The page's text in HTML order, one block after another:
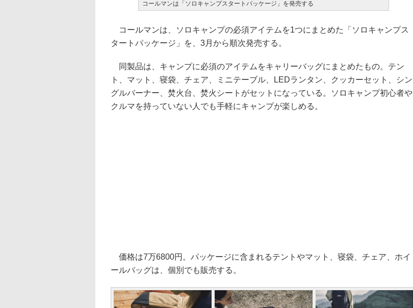
コールマンは「ソロキャンプスタートパッケージ」を発売する
コールマンは、ソロキャンプの必須アイテムを1つにまとめた「ソロキャンプス
タートパッケージ」を、3月から順次発売する。
同製品は、キャンプに必須のアイテムをキャリーバッグにまとめたもの。テン
ト、マット、寝袋、チェア、ミニテーブル、LEDランタン、クッカーセット、シン
グルバーナー、焚火台、焚火シートがセットになっている。ソロキャンプ初心者や
クルマを持っていない人でも手軽にキャンプが楽しめる。
価格は7万6800円。パッケージに含まれるテントやマット、寝袋、チェア、ホイ
ールバッグは、個別でも販売する。